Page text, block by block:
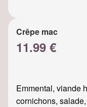
Crêpe mac
11.99 €
Emmental, viande
cornichons,